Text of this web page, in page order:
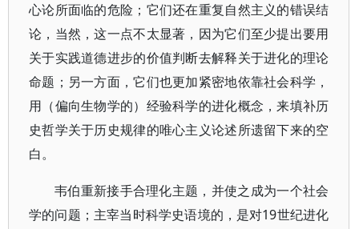
心论所面临的危险；它们还在重复自然主义的错误结
论，当然，这一点不太显著，因为它们至少提出要用
关于实践道德进步的价值判断去解释关于进化的理论
命题；另一方面，它们也更加紧密地依靠社会科学，
用（偏向生物学的）经验科学的进化概念，来填补历
史哲学关于历史规律的唯心主义论述所遗留下来的空
白。
韦伯重新接手合理化主题，并使之成为一个社会
学的问题；主宰当时科学史语境的，是对19世纪进化